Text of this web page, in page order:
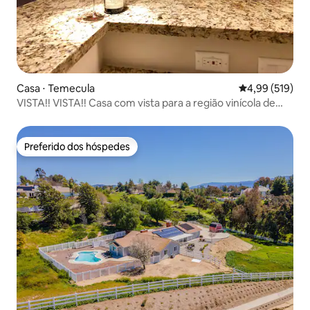
Casa ⋅ Temecula 4,99 de uma
4,99 (519)
VISTA!! VISTA!! Casa com vista para a região vinícola de
Preferido dos hóspedes
Preferido dos hóspedes